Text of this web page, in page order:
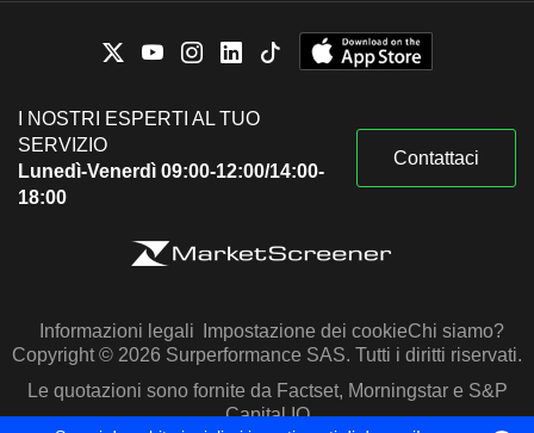
I NOSTRI ESPERTI AL TUO
SERVIZIO
Lunedì-Venerdì 09:00-12:00/14:00-
18:00
Contattaci
Informazioni legali Impostazione dei cookieChi siamo?
Copyright © 2026 Surperformance SAS. Tutti i diritti riservati.
Le quotazioni sono fornite da Factset, Morningstar e S&P
Capital IQ